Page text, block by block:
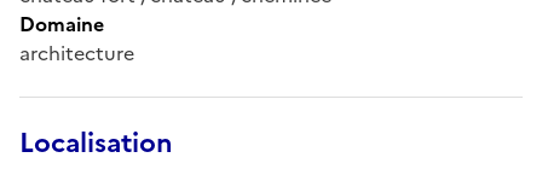
Domaine
architecture
Localisation